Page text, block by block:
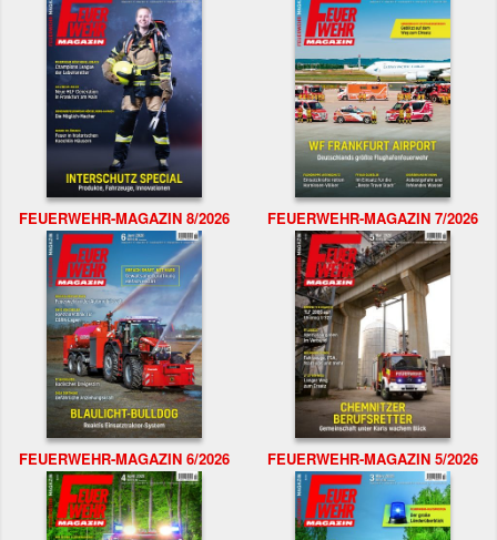
FEUERWEHR-MAGAZIN 8/2026 FEUERWEHR-MAGAZIN 7/2026
FEUERWEHR-MAGAZIN 6/2026 FEUERWEHR-MAGAZIN 5/2026